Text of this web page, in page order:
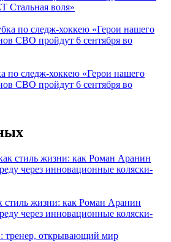
Стальная воля»
по следж-хоккею «Герои нашего
СВО пройдут 6 сентября во
стиль жизни: как Роман Аранин
через инновационные коляски-